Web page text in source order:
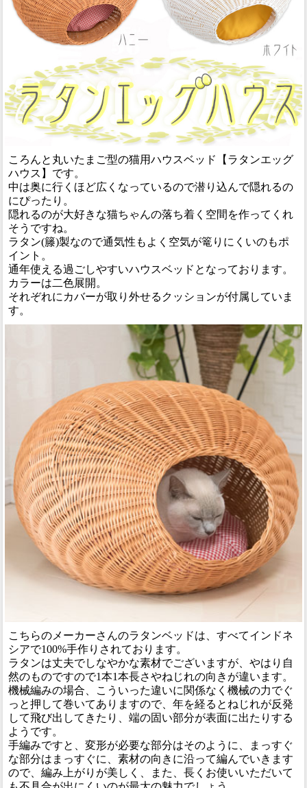
ころんと丸いたまご型の猫用ハウスベッド【ラタンエッグ
ハウス】です。
中は奥に行くほど広くなっているので潜り込んで隠れるの
にぴったり。
隠れるのが大好きな猫ちゃんの落ち着く空間を作ってくれ
そうですね。
ラタン(籐)製なので通気性もよく空気が篭りにくいのもポ
イント。
通年使える過ごしやすいハウスベッドとなっております。
カラーは二色展開。
それぞれにカバーが取り外せるクッションが付属していま
す。
こちらのメーカーさんのラタンベッドは、すべてインドネ
シアで100%手作りされております。
ラタンは丈夫でしなやかな素材でございますが、やはり自
然のものですので1本1本長さやねじれの向きが違います。
機械編みの場合、こういった違いに関係なく機械の力でぐ
っと押して巻いてありますので、年を経るとねじれが反発
して飛び出してきたり、端の固い部分が表面に出たりする
ようです。
手編みですと、変形が必要な部分はそのように、まっすぐ
な部分はまっすぐに、素材の向きに沿って編んでいきます
ので、編み上がりが美しく、また、長くお使いいただいて